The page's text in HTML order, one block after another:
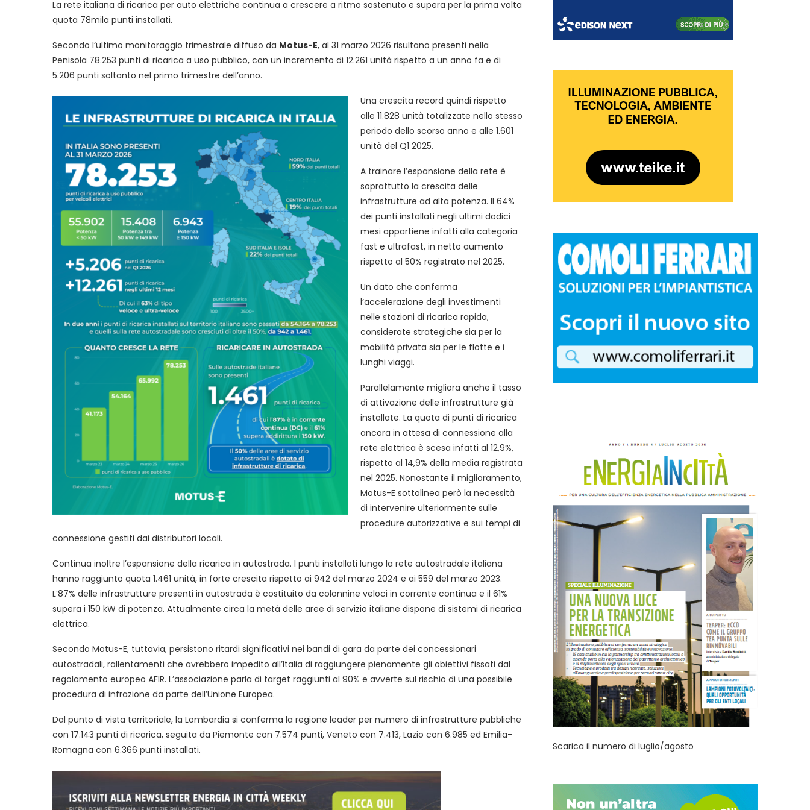
La rete italiana di ricarica per auto elettriche continua a crescere a ritmo sostenuto e supera per la prima volta
quota 78mila punti installati.
Secondo l’ultimo monitoraggio trimestrale diffuso da Motus-E, al 31 marzo 2026 risultano presenti nella
Penisola 78.253 punti di ricarica a uso pubblico, con un incremento di 12.261 unità rispetto a un anno fa e di
5.206 punti soltanto nel primo trimestre dell’anno.
Una crescita record quindi rispetto
alle 11.828 unità totalizzate nello stesso
periodo dello scorso anno e alle 1.601
unità del Q1 2025.
A trainare l’espansione della rete è
soprattutto la crescita delle
infrastrutture ad alta potenza. Il 64%
dei punti installati negli ultimi dodici
mesi appartiene infatti alla categoria
fast e ultrafast, in netto aumento
rispetto al 50% registrato nel 2025.
Un dato che conferma
l’accelerazione degli investimenti
nelle stazioni di ricarica rapida,
considerate strategiche sia per la
mobilità privata sia per le flotte e i
lunghi viaggi.
Parallelamente migliora anche il tasso
di attivazione delle infrastrutture già
installate. La quota di punti di ricarica
ancora in attesa di connessione alla
rete elettrica è scesa infatti al 12,9%,
rispetto al 14,9% della media registrata
nel 2025. Nonostante il miglioramento,
Motus-E sottolinea però la necessità
di intervenire ulteriormente sulle
procedure autorizzative e sui tempi di
connessione gestiti dai distributori locali.
Continua inoltre l’espansione della ricarica in autostrada. I punti installati lungo la rete autostradale italiana
hanno raggiunto quota 1.461 unità, in forte crescita rispetto ai 942 del marzo 2024 e ai 559 del marzo 2023.
L’87% delle infrastrutture presenti in autostrada è costituito da colonnine veloci in corrente continua e il 61%
supera i 150 kW di potenza. Attualmente circa la metà delle aree di servizio italiane dispone di sistemi di ricarica
elettrica.
Secondo Motus-E, tuttavia, persistono ritardi significativi nei bandi di gara da parte dei concessionari
autostradali, rallentamenti che avrebbero impedito all’Italia di raggiungere pienamente gli obiettivi fissati dal
regolamento europeo AFIR. L’associazione parla di target raggiunti al 90% e avverte sul rischio di una possibile
procedura di infrazione da parte dell’Unione Europea.
Dal punto di vista territoriale, la Lombardia si conferma la regione leader per numero di infrastrutture pubbliche
con 17.143 punti di ricarica, seguita da Piemonte con 7.574 punti, Veneto con 7.413, Lazio con 6.985 ed Emilia-
Romagna con 6.366 punti installati.
Scarica il numero di luglio/agosto